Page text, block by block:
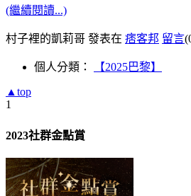
(繼續閱讀...)
村子裡的凱莉哥 發表在 痞客邦 留言
個人分類： 【2025巴黎】
▲top
1
2023社群金點賞